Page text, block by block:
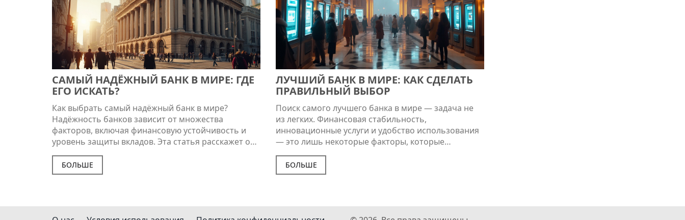
САМЫЙ НАДЁЖНЫЙ БАНК В МИРЕ: ГДЕ
ЕГО ИСКАТЬ?
Как выбрать самый надёжный банк в мире?
Надёжность банков зависит от множества
факторов, включая финансовую устойчивость и
уровень защиты вкладов. Эта статья расскажет о
важных аспектах выбора надёжного банка, что
поможет вам сделать уверенный выбор. Узнайте,
на что обратить внимание при оценке банковских
БОЛЬШЕ
ЛУЧШИЙ БАНК В МИРЕ: КАК СДЕЛАТЬ
ПРАВИЛЬНЫЙ ВЫБОР
Поиск самого лучшего банка в мире — задача не
из легких. Финансовая стабильность,
инновационные услуги и удобство использования
— это лишь некоторые факторы, которые
необходимо учитывать. Важно понимать, что
‘лучший’ банк для каждого может означать разное,
в зависимости от индивидуальных потребностей и
БОЛЬШЕ